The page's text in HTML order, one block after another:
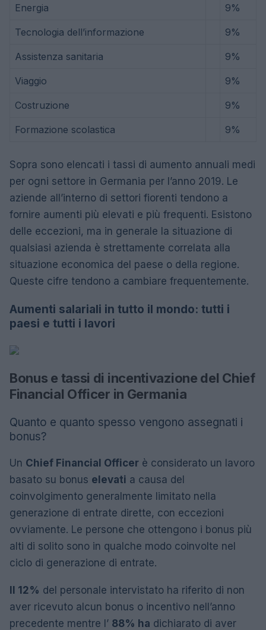
Energia 9%
Tecnologia dell’informazione 9%
Assistenza sanitaria 9%
Viaggio 9%
Costruzione 9%
Formazione scolastica 9%
Sopra sono elencati i tassi di aumento annuali medi
per ogni settore in Germania per l’anno 2019. Le
aziende all’interno di settori fiorenti tendono a
fornire aumenti più elevati e più frequenti. Esistono
delle eccezioni, ma in generale la situazione di
qualsiasi azienda è strettamente correlata alla
situazione economica del paese o della regione.
Queste cifre tendono a cambiare frequentemente.
Aumenti salariali in tutto il mondo: tutti i
paesi e tutti i lavori
Bonus e tassi di incentivazione del Chief
Financial Officer in Germania
Quanto e quanto spesso vengono assegnati i
bonus?
Un Chief Financial Officer è considerato un lavoro
basato su bonus elevati a causa del
coinvolgimento generalmente limitato nella
generazione di entrate dirette, con eccezioni
ovviamente. Le persone che ottengono i bonus più
alti di solito sono in qualche modo coinvolte nel
ciclo di generazione di entrate.
Il 12% del personale intervistato ha riferito di non
aver ricevuto alcun bonus o incentivo nell’anno
precedente mentre l’ 88% ha dichiarato di aver